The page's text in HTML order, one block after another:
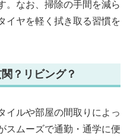
。なお、掃除の手間を減ら
イヤを軽く拭き取る習慣を
？リビング？
イルや部屋の間取りによっ
スムーズで通勤・通学に便